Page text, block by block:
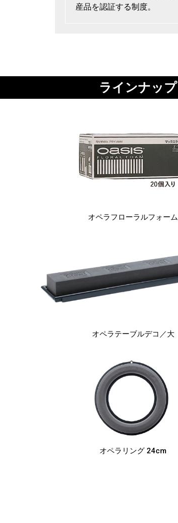
産品を認証する制度。
ラインナップ
オペラフローラルフォーム
オペラテーブルデコ ／大
オペラリング 24cm